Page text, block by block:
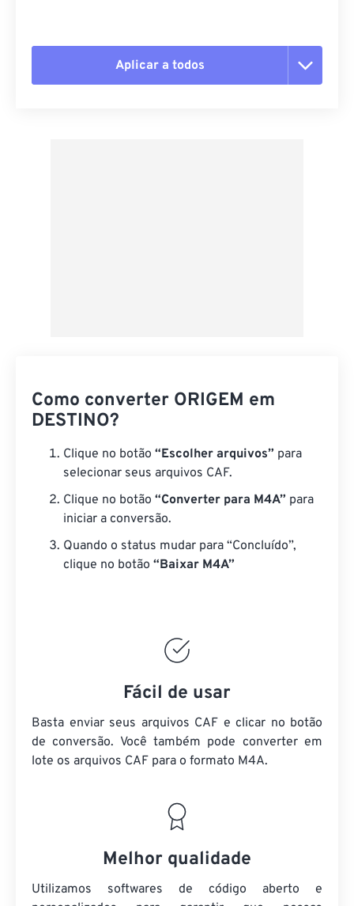
Aplicar a todos
Como converter ORIGEM em
DESTINO?
Clique no botão “Escolher arquivos” para
selecionar seus arquivos CAF.
Clique no botão “Converter para M4A” para
iniciar a conversão.
Quando o status mudar para “Concluído”,
clique no botão “Baixar M4A”
Fácil de usar
Basta enviar seus arquivos CAF e clicar no botão
de conversão. Você também pode converter em
lote os arquivos CAF para o formato M4A.
Melhor qualidade
Utilizamos softwares de código aberto e